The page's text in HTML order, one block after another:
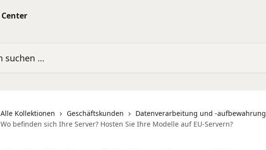
Alle Kollektionen Geschäftskunden
Datenverarbeitung und -aufbewahrung
Wo befinden sich Ihre Server? Hosten Sie Ihre Modelle auf EU-Servern?